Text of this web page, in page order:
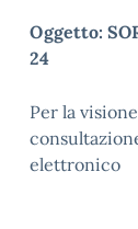
Oggetto:
24
Per la
elettronico